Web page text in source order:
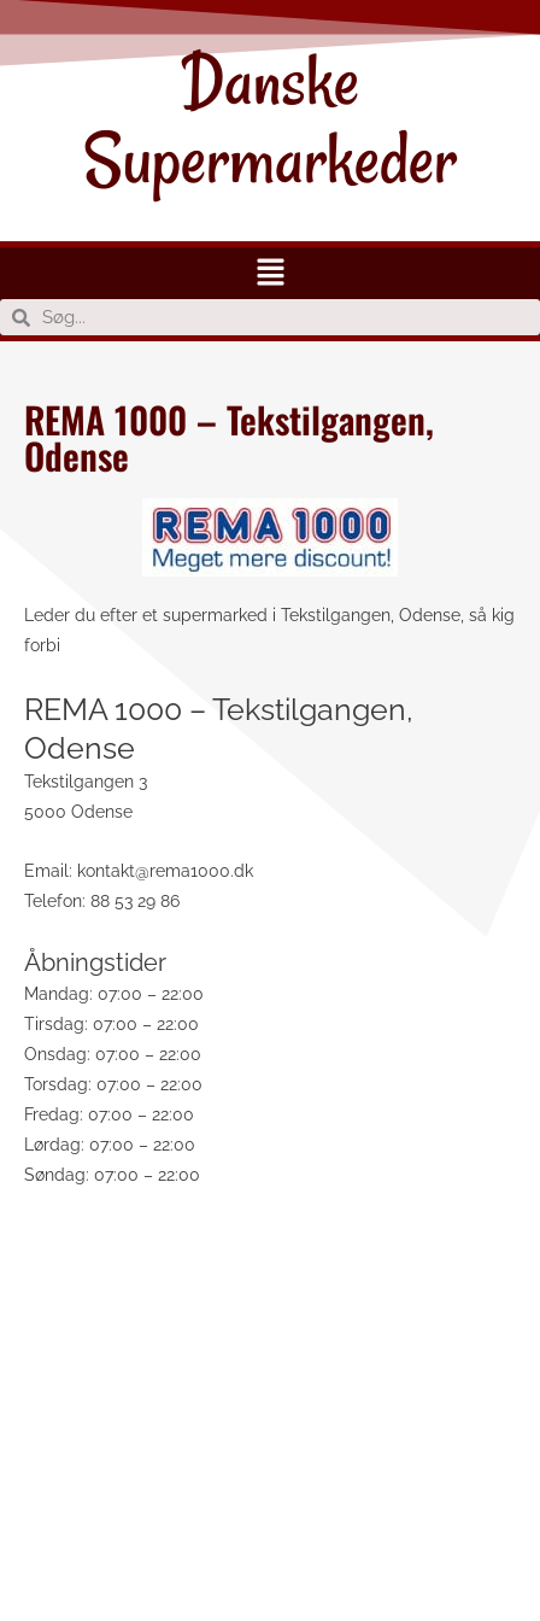
Danske
Supermarkeder
REMA 1000 – Tekstilgangen,
Odense
Leder du efter et supermarked i Tekstilgangen, Odense, så kig
forbi
REMA 1000 – Tekstilgangen,
Odense
Tekstilgangen 3
5000 Odense
Email: kontakt@rema1000.dk
Telefon: 88 53 29 86
Åbningstider
Mandag: 07:00 – 22:00
Tirsdag: 07:00 – 22:00
Onsdag: 07:00 – 22:00
Torsdag: 07:00 – 22:00
Fredag: 07:00 – 22:00
Lørdag: 07:00 – 22:00
Søndag: 07:00 – 22:00